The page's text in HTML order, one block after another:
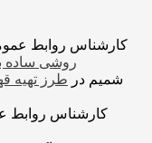
کارشناس روابط
روشی ساده
شمیم در طرز تهیه
کارشناس روابط